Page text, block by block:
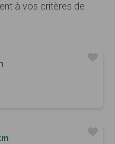
à vos critères de